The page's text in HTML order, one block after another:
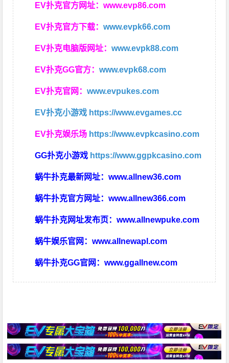
EV扑克官方网址：www.evp86.com
EV扑克官方下载：www.evpk66.com
EV扑克电脑版网址：www.evpk88.com
EV扑克GG官方：www.evpk68.com
EV扑克官网：www.evpukes.com
EV扑克小游戏 https://www.evgames.cc
EV扑克娱乐场 https://www.evpkcasino.com
GG扑克小游戏 https://www.ggpkcasino.com
蜗牛扑克最新网址：www.allnew36.com
蜗牛扑克官方网址：www.allnew366.com
蜗牛扑克网址发布页：www.allnewpuke.com
蜗牛娱乐官网：www.allnewapl.com
蜗牛扑克GG官网：www.ggallnew.com